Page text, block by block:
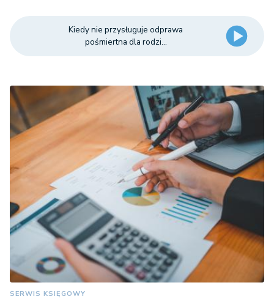
Kiedy nie przysługuje odprawa
pośmiertna dla rodzi...
SERWIS KSIĘGOWY